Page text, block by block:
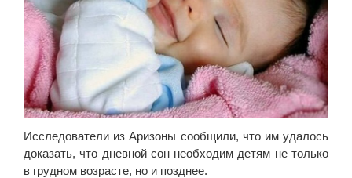
Исследователи из Аризоны сообщили, что им удалось
доказать, что дневной сон необходим детям не только
в грудном возрасте, но и позднее.